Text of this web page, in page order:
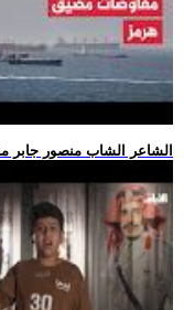
.. الشاعر الشاب منصور